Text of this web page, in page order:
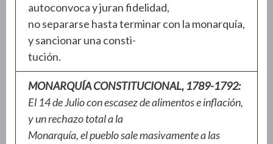
autoconvoca y juran fidelidad,
no separarse hasta terminar con la monarquía,
y sancionar una consti-
tución.
MONARQUÍA CONSTITUCIONAL, 1789-1792:
El 14 de Julio con escasez de alimentos e inflación,
y un rechazo total a la
Monarquía, el pueblo sale masivamente a las